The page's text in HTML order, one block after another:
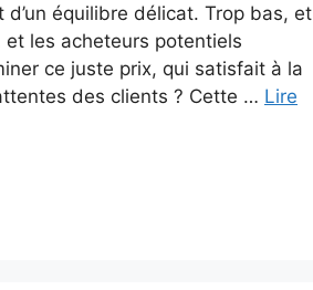
équilibre délicat. Trop bas, et
les acheteurs potentiels
ce juste prix, qui satisfait à la
des clients ? Cette … Lire